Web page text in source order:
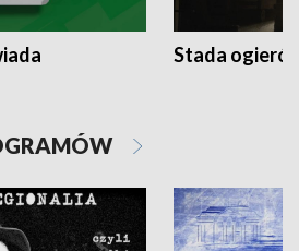
Stada